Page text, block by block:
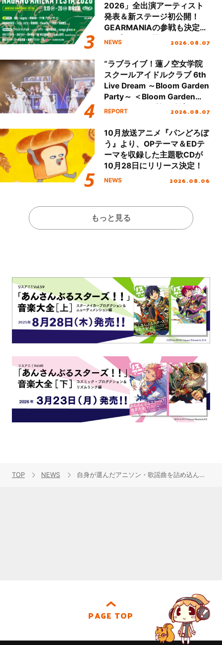
2026」全出演アーティスト
発表＆新ステージ初公開！
GEARMANIAの参戦も決定
し、初となる第3ステージの
NEWS 2026.08.07
“ラブライブ！蓮ノ空女学院
スクールアイドルクラブ 6th
Live Dream ～Bloom Garden
Party～ ＜Bloom Garden
Party Stage／埼玉公演＞”
REPORT 2026.08.07
10月放送アニメ『パンどろぼ
う』より、OPテーマ＆EDテ
ーマを収録した主題歌CDが
10月28日にリリース決定！
NEWS 2026.08.06
もっと見る
TOP NEWS 自身が選んだアニソン・歌謡曲を詰め込んだ亜咲花初のカバーアルバム『Sing That SONG!!』ジャケットデザイン公開！リリースイベントも開催決定！
PAGE TOP